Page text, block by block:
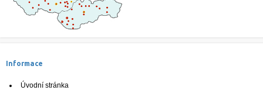
Informace
Úvodní stránka